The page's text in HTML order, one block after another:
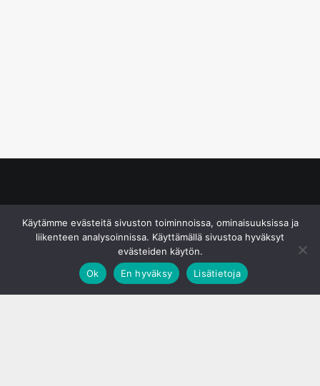
Käytämme evästeitä sivuston toiminnoissa, ominaisuuksissa ja
liikenteen analysoinnissa. Käyttämällä sivustoa hyväksyt
evästeiden käytön.
Ok
En hyväksy Lisätietoja